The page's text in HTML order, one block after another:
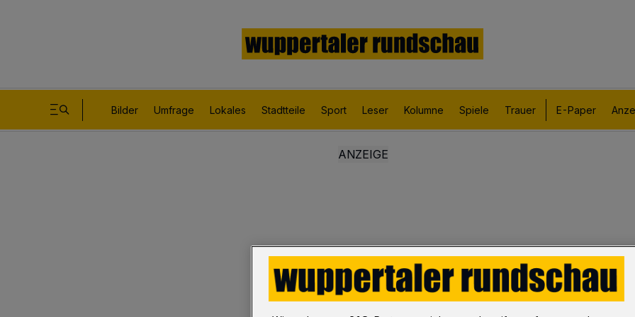
Bilder Umfrage Lokales Stadtteile Sport Leser Kolumne Spiele Trauer E-Paper